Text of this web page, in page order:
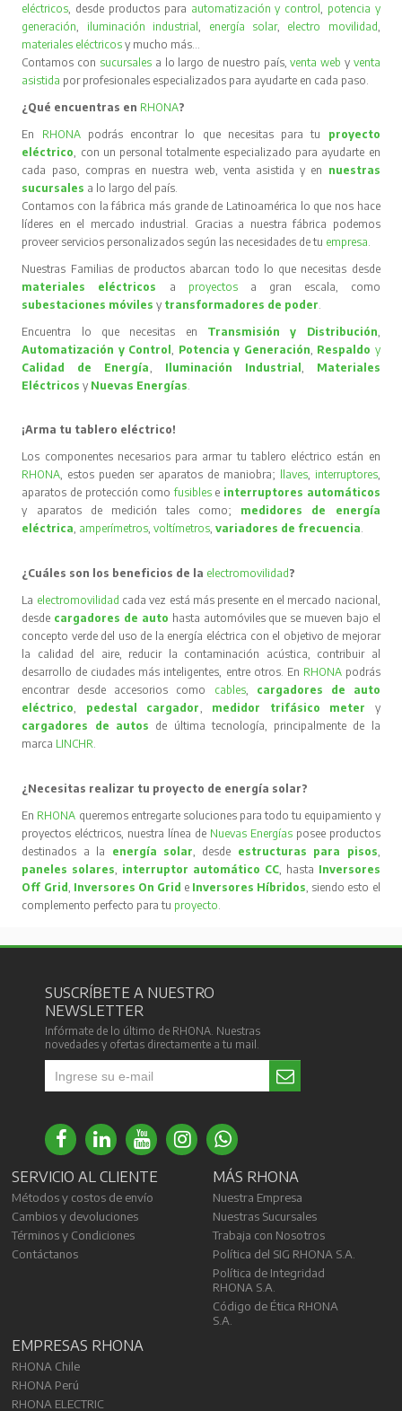
eléctricos , desde productos para automatización y control
potencia y
generación
iluminación industrial energía solar, electro movilidad
materiales eléctricos y mucho más…
Contamos con sucursales a lo largo de nuestro país,venta web y venta
asistida por profesionales especializados para ayudarte en cada paso.
¿Qué encuentras en RHONA?
En RHONA podrás encontrar lo que necesitas para tu proyecto
eléctrico , con un personal totalmente especializado para ayudarte en
cada paso, compras en nuestra web, venta asistida y en nuestras
sucursales a lo largo del país.
Contamos con la fábrica más grande de Latinoamérica lo que nos hace
líderes en el mercado industrial. Gracias a nuestra fábrica podemos
proveer servicios personalizados según las necesidades de tu empresa
Nuestras Familias de productos abarcan todo lo que necesitas desde
materiales eléctricos
a proyectos
a gran escala, como
subestaciones móvilesy transformadores de poder
Encuentra lo que necesitas en Transmisión y Distribución
Automatización y Control
Potencia y Generación Respaldo y
Calidad de Energía
Iluminación Industrial
Materiales
Eléctricos y Nuevas Energías
¡Arma tu tablero eléctrico!
Los componentes necesarios para armar tu tablero eléctrico están en
RHONA , estos pueden ser aparatos de maniobra; llaves, interruptores,
aparatos de protección comofusibles e interruptores automáticos
y aparatos de medición tales como; medidores de energía
eléctrica amperímetros ,voltímetros ,variadores de frecuencia
¿Cuáles son los beneficios de la electromovilidad ?
La electromovilidad cada vez está más presente en el mercado nacional,
desde cargadores de auto hasta automóviles que se mueven bajo el
concepto verde del uso de la energía eléctrica con el objetivo de mejorar
la calidad del aire, reducir la contaminación acústica, contribuir al
desarrollo de ciudades más inteligentes, entre otros. En RHONA podrás
encontrar desde accesorios como cables, cargadores de auto
eléctrico
pedestal cargador medidor trifásico meter
y
cargadores de autos de última tecnología, principalmente de la
marca LINCHR
¿Necesitas realizar tu proyecto de energía solar?
En RHONA queremos entregarte soluciones para todo tu equipamiento y
proyectos eléctricos, nuestra línea de Nuevas Energíasposee productos
destinados a la energía solar , desde estructuras para pisos
paneles solares
interruptor automático CC, hasta Inversores
Off Grid
Inversores On Grid e Inversores Híbridos , siendo esto el
complemento perfecto para tu proyecto
SUSCRÍBETE A NUESTRO
NEWSLETTER
Infórmate de lo último de RHONA. Nuestras
novedades y ofertas directamente a tu mail.
SERVICIO AL CLIENTE
Métodos y costos de envío
Cambios y devoluciones
Términos y Condiciones
Contáctanos
MÁS RHONA
Nuestra Empresa
Nuestras Sucursales
Trabaja con Nosotros
Política del SIG RHONA S.A.
Política de Integridad
RHONA S.A.
Código de Ética RHONA
S.A.
EMPRESAS RHONA
RHONA Chile
RHONA Perú
RHONA ELECTRIC